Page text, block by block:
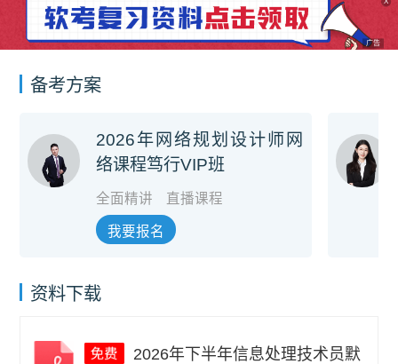
广告
备考方案
2026年网络规划设计师网
络课程笃行VIP班
全面精讲 直播课程
我要报名
资料下载